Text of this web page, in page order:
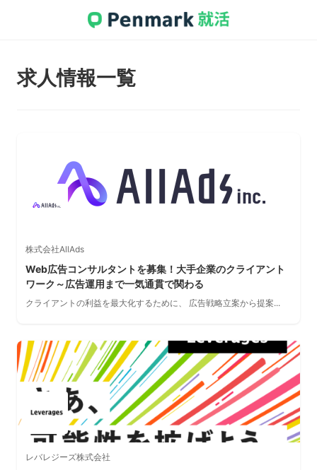
求人情報一覧
株式会社AllAds
Web広告コンサルタントを募集！大手企業のクライアント
ワーク～広告運用まで一気通貫で関わる
クライアントの利益を最大化するために、 広告戦略立案から提案...
レバレジーズ株式会社